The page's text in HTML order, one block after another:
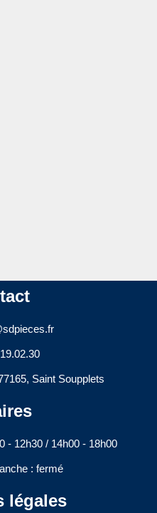
Saint Soupplets
- 12h30 / 14h00 - 18h00​
: fermé
légales